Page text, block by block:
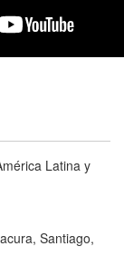
Latina y
Santiago,